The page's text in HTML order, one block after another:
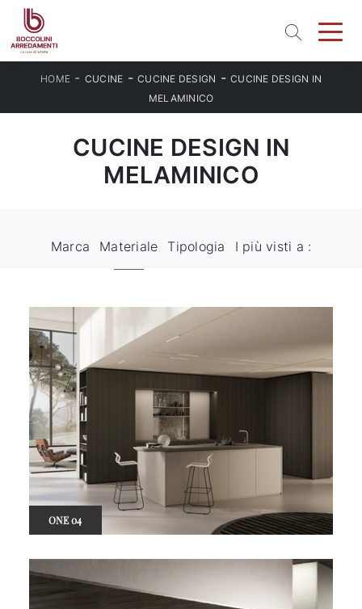
HOME - CUCINE - CUCINE DESIGN - CUCINE DESIGN IN
MELAMINICO
CUCINE DESIGN IN
MELAMINICO
Marca Materiale Tipologia I più visti a :
ONE 04